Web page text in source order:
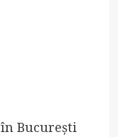
București